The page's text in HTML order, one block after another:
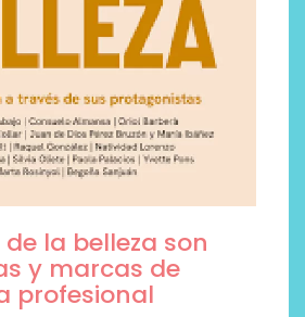
la belleza son
y marcas de
profesional